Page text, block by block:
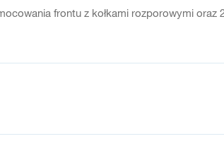
frontu z kołkami rozporowymi